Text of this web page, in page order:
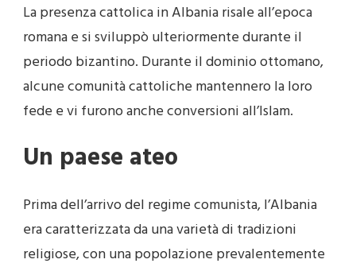
La presenza cattolica in Albania risale all’epoca
romana e si sviluppò ulteriormente durante il
periodo bizantino. Durante il dominio ottomano,
alcune comunità cattoliche mantennero la loro
fede e vi furono anche conversioni all’Islam.
Un paese ateo
Prima dell’arrivo del regime comunista, l’Albania
era caratterizzata da una varietà di tradizioni
religiose, con una popolazione prevalentemente